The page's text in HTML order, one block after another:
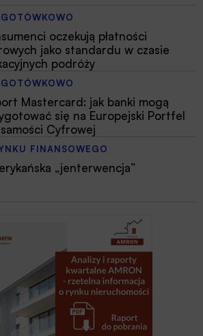
oczekują płatności
jako standardu w czasie
podróży
Mastercard: jak banki mogą
się na Europejski Portfel
Cyfrowej
FINANSOWEGO
„jenterwencja”